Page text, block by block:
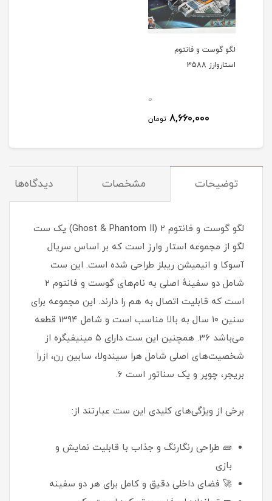
لگو گوست و فانتوم
استاروارز 3588
0
8,660,000 تومان
توضیحات مشخصات دیدگاه‌ها
لگو گوست و فانتوم ۲ (Ghost & Phantom II) یک ست
لگو از مجموعه استار وارز است که بر اساس سریال
آسوکا و انیمیشن ریبلز طراحی شده است. این ست
شامل دو سفینهٔ اصلی به نام‌های گوست و فانتوم ۲
است که قابلیت اتصال به هم را دارند. این مجموعه برای
سنین ۱۰ سال به بالا مناسب است و شامل ۱۳۹۴ قطعه
می‌باشد 36. همچنین این ست دارای ۵ مینیفیگره از
شخصیت‌های اصلی شامل هرا سیندولا، سابین رن، ازرا
بریجر، چوپر و یک سناتور است 6.
برخی از ویژگی‌های کلیدی این ست عبارتند از:
🧱 طراحی رنگارنگ و جذاب با قابلیت نمایش و
بازی
🚀 فضای داخلی دقیق و کامل برای هر دو سفینه